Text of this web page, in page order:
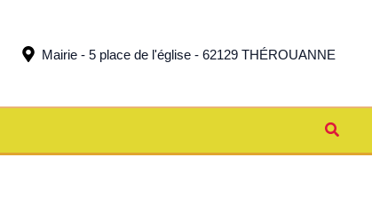
Mairie - 5 place de l'église - 62129 THÉROUANNE